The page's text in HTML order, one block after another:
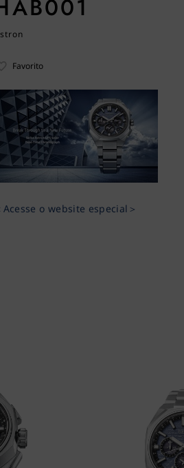
Favorito
Acesse o website especial＞